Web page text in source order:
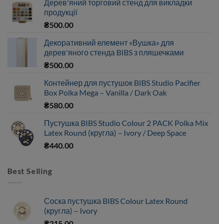
Дерев'яний торговий стенд для викладки
продукції
₴500.00
Декоративний елемент «Вушка» для
дерев'яного стенда BIBS з пляшечками
₴500.00
Контейнер для пустушок BIBS Studio Pacifier
Box Polka Mega – Vanilla / Dark Oak
₴580.00
Пустушка BIBS Studio Colour 2 PACK Polka Mix
Latex Round (кругла) – Ivory / Deep Space
₴440.00
Best Selling
Соска пустушка BIBS Colour Latex Round
(кругла) – Ivory